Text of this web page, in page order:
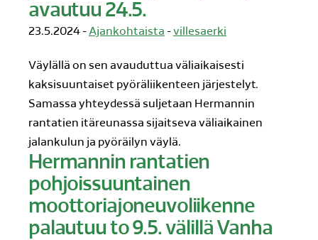
avautuu 24.5.
23.5.2024 -Ajankohtaista -villesaerki
Väylällä on sen avauduttua väliaikaisesti
kaksisuuntaiset pyöräliikenteen järjestelyt.
Samassa yhteydessä suljetaan Hermannin
rantatien itäreunassa sijaitseva väliaikainen
jalankulun ja pyöräilyn väylä.
Hermannin rantatien
pohjoissuuntainen
moottoriajoneuvoliikenne
palautuu to 9.5. välillä Vanha